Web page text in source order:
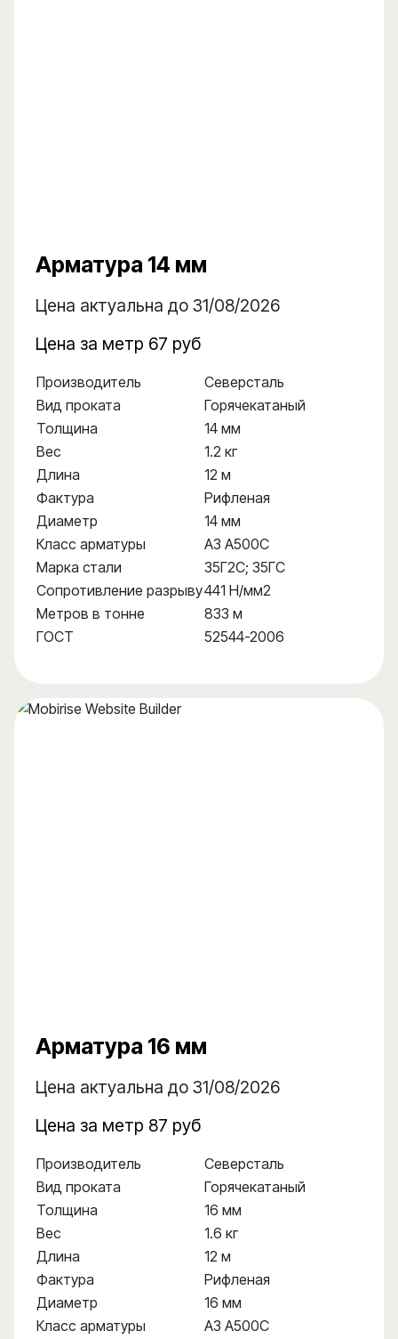
Арматура 14 мм
Цена актуальна до 31/08/2026
Цена за метр 67 руб
Производитель
Северсталь
Вид проката
Горячекатаный
Толщина
14 мм
Вес
1.2 кг
Длина
12 м
Фактура
Рифленая
Диаметр
14 мм
Класс арматуры
А3 А500С
Марка стали
35Г2С; 35ГС
Сопротивление разрыву441 Н/мм2
Метров в тонне
833 м
ГОСТ
52544-2006
Арматура 16 мм
Цена актуальна до 31/08/2026
Цена за метр 87 руб
Производитель
Северсталь
Вид проката
Горячекатаный
Толщина
16 мм
Вес
1.6 кг
Длина
12 м
Фактура
Рифленая
Диаметр
16 мм
Класс арматуры
А3 А500С